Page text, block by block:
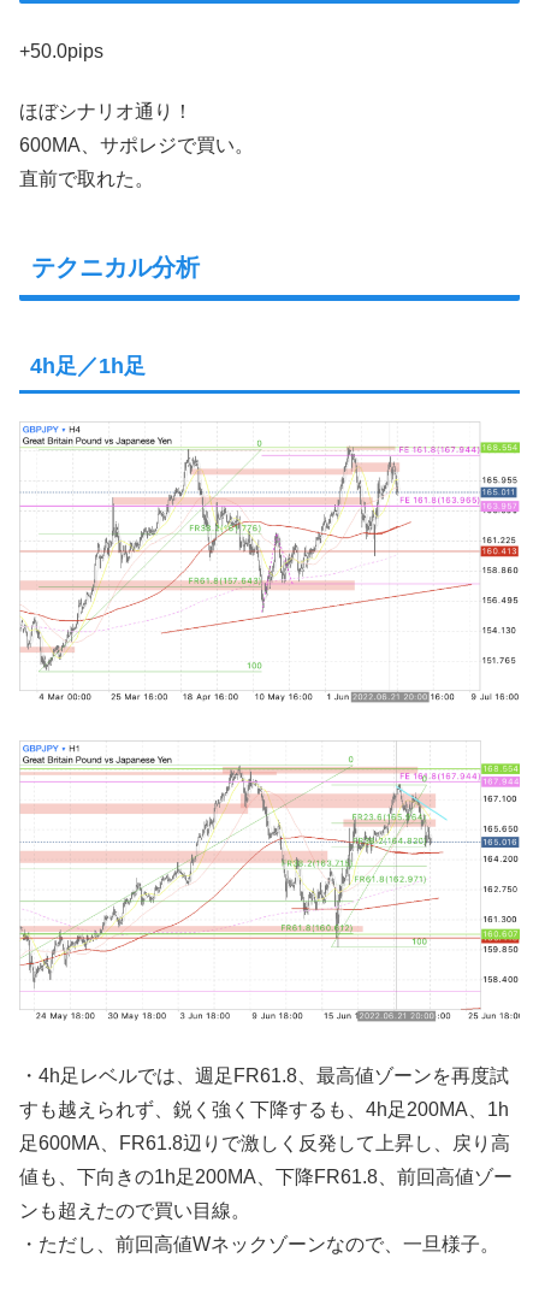
+50.0pips
ほぼシナリオ通り！
600MA、サポレジで買い。
直前で取れた。
テクニカル分析
4h足／1h足
・4h足レベルでは、週足FR61.8、最高値ゾーンを再度試
すも越えられず、鋭く強く下降するも、4h足200MA、1h
足600MA、FR61.8辺りで激しく反発して上昇し、戻り高
値も、下向きの1h足200MA、下降FR61.8、前回高値ゾー
ンも超えたので買い目線。
・ただし、前回高値Wネックゾーンなので、一旦様子。